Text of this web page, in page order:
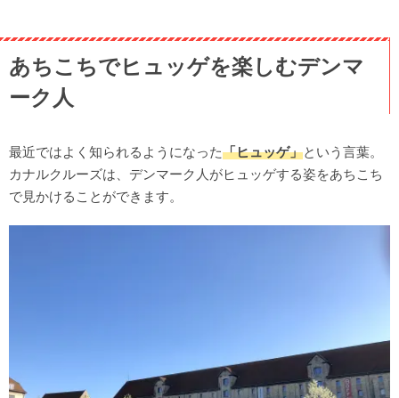
あちこちでヒュッゲを楽しむデンマ
ーク人
最近ではよく知られるようになった「ヒュッゲ」という言葉。
カナルクルーズは、デンマーク人がヒュッゲする姿をあちこち
で見かけることができます。